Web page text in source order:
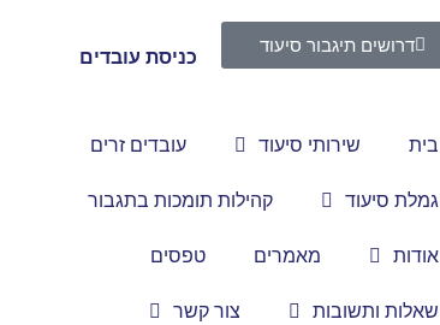
דרושים תיגבור סיעוד
כניסת עובדים
בית שירותי סיעוד עובדים זרים
גמלת סיעוד קהילות תומכות בתגבור
אודות מאמרים טפסים
שאלות ותשובות צור קשר